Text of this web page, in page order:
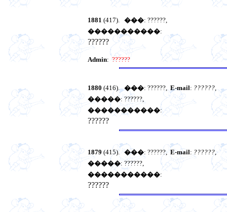
1881 (417). ���: ??????,
�����������:
??????
Admin: ??????
1880 (416).���: ??????, E-mail: ??????,
�����: ??????,
�����������:
??????
1879 (415). ���: ??????,E-mail: ??????,
�����: ??????,
�����������:
??????